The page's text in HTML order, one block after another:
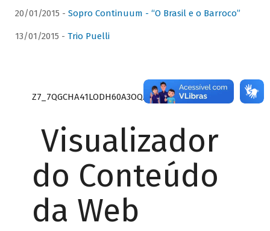
20/01/2015 - Sopro Continuum - “O Brasil e o Barroco”
13/01/2015 - Trio Puelli
Z7_7QGCHA41LODH60A3OQA8RN1415
Visualizador
do Conteúdo
da Web